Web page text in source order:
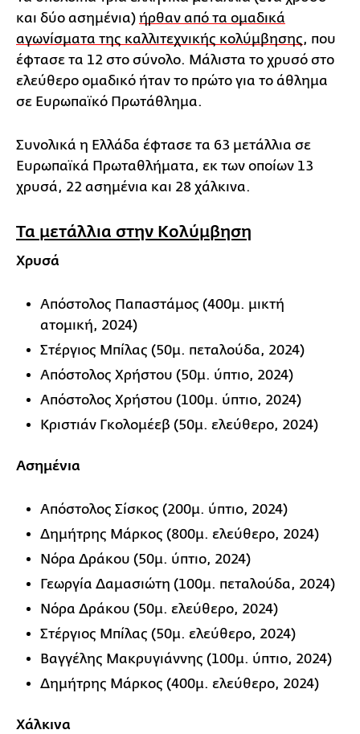
και δύο ασημένια) ήρθαν από τα ομαδικά
αγωνίσματα της καλλιτεχνικής κολύμβησης, που
έφτασε τα 12 στο σύνολο. Μάλιστα το χρυσό στο
ελεύθερο ομαδικό ήταν το πρώτο για το άθλημα
σε Ευρωπαϊκό Πρωτάθλημα.
Συνολικά η Ελλάδα έφτασε τα 63 μετάλλια σε
Ευρωπαϊκά Πρωταθλήματα, εκ των οποίων 13
χρυσά, 22 ασημένια και 28 χάλκινα.
Τα μετάλλια στην Κολύμβηση
Χρυσά
Απόστολος Παπαστάμος (400μ. μικτή
ατομική, 2024)
Στέργιος Μπίλας (50μ. πεταλούδα, 2024)
Απόστολος Χρήστου (50μ. ύπτιο, 2024)
Απόστολος Χρήστου (100μ. ύπτιο, 2024)
Κριστιάν Γκολομέεβ (50μ. ελεύθερο, 2024)
Ασημένια
Απόστολος Σίσκος (200μ. ύπτιο, 2024)
Δημήτρης Μάρκος (800μ. ελεύθερο, 2024)
Νόρα Δράκου (50μ. ύπτιο, 2024)
Γεωργία Δαμασιώτη (100μ. πεταλούδα, 2024)
Νόρα Δράκου (50μ. ελεύθερο, 2024)
Στέργιος Μπίλας (50μ. ελεύθερο, 2024)
Βαγγέλης Μακρυγιάννης (100μ. ύπτιο, 2024)
Δημήτρης Μάρκος (400μ. ελεύθερο, 2024)
Χάλκινα